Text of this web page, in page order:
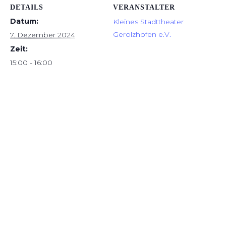
DETAILS
Datum:
7. Dezember 2024
Zeit:
15:00 - 16:00
VERANSTALTER
Kleines Stadttheater
Gerolzhofen e.V.